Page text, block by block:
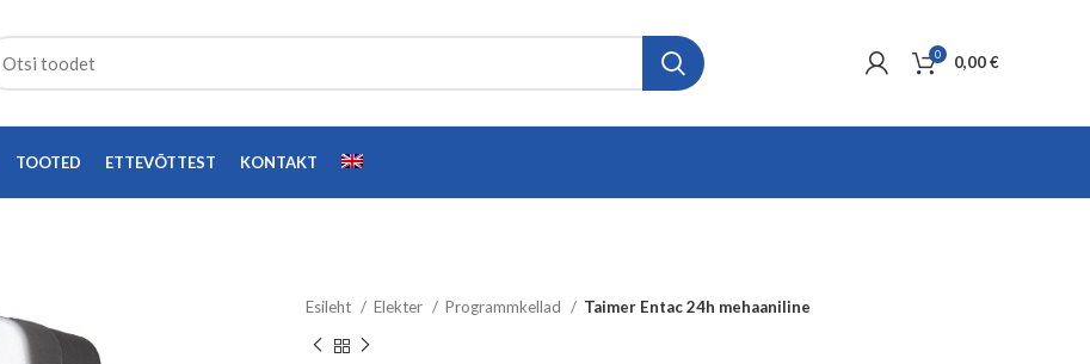
0 0,00€
TOOTED ETTEVÕTTEST KONTAKT
Esileht Elekter Programmkellad Taimer Entac 24h mehaaniline